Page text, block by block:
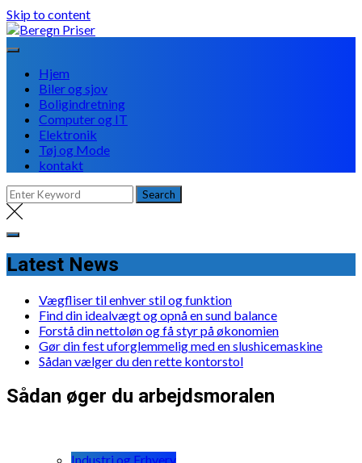
Skip to content
Hjem
Biler og sjov
Boligindretning
Computer og IT
Elektronik
Tøj og Mode
kontakt
Latest News
Vægfliser til enhver stil og funktion
Find din idealvægt og opnå en sund balance
Forstå din nettoløn og få styr på økonomien
Gør din fest uforglemmelig med en slushicemaskine
Sådan vælger du den rette kontorstol
Sådan øger du arbejdsmoralen
Industri og Erhverv